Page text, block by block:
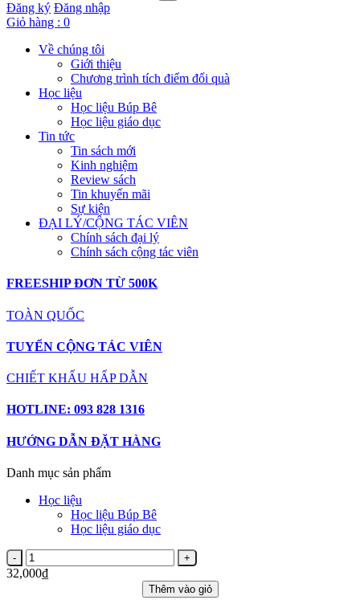
Đăng ký Đăng nhập
Giỏ hàng : 0
Về chúng tôi
Giới thiệu
Chương trình tích điểm đổi quà
Học liệu
Học liệu Búp Bê
Học liệu giáo dục
Tin tức
Tin sách mới
Kinh nghiệm
Review sách
Tin khuyến mãi
Sự kiện
ĐẠI LÝ/CỘNG TÁC VIÊN
Chính sách đại lý
Chính sách cộng tác viên
FREESHIP ĐƠN TỪ 500K
TOÀN QUỐC
TUYỂN CỘNG TÁC VIÊN
CHIẾT KHẤU HẤP DẪN
HOTLINE: 093 828 1316
HƯỚNG DẪN ĐẶT HÀNG
Danh mục sản phẩm
Học liệu
Học liệu Búp Bê
Học liệu giáo dục
32,000₫
Thêm vào giỏ